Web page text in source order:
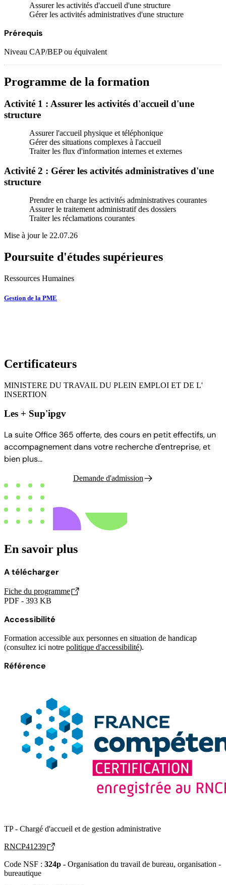
Assurer les activités d'accueil d'une structure
Gérer les activités administratives d'une structure
Prérequis
Niveau CAP/BEP ou équivalent
Programme de la formation
Activité 1 : Assurer les activités d'accueil d'une
structure
Assurer l'accueil physique et téléphonique
Gérer des situations complexes à l'accueil
Traiter les flux d'information internes et externes
Activité 2 : Gérer les activités administratives d'une
structure
Prendre en charge les activités administratives courantes
Assurer le traitement administratif des dossiers
Traiter les réclamations courantes
Mise à jour le 22.07.26
Poursuite d'études supérieures
Ressources Humaines
Gestion de la PME
Certificateurs
MINISTERE DU TRAVAIL DU PLEIN EMPLOI ET DE L'
INSERTION
Les + Sup'ipgv
La suite Office 365 offerte, des cours en petit effectifs, un
accompagnement dans votre recherche d'entreprise, et
bien plus...
Demande d'admission
En savoir plus
A télécharger
Fiche du programme
PDF - 393 KB
Accessibilité
Formation accessible aux personnes en situation de handicap
(consultez ici notre politique d'accessibilité).
Référence
TP - Chargé d'accueil et de gestion administrative
RNCP41239
Code NSF : 324p - Organisation du travail de bureau, organisation -
bureautique